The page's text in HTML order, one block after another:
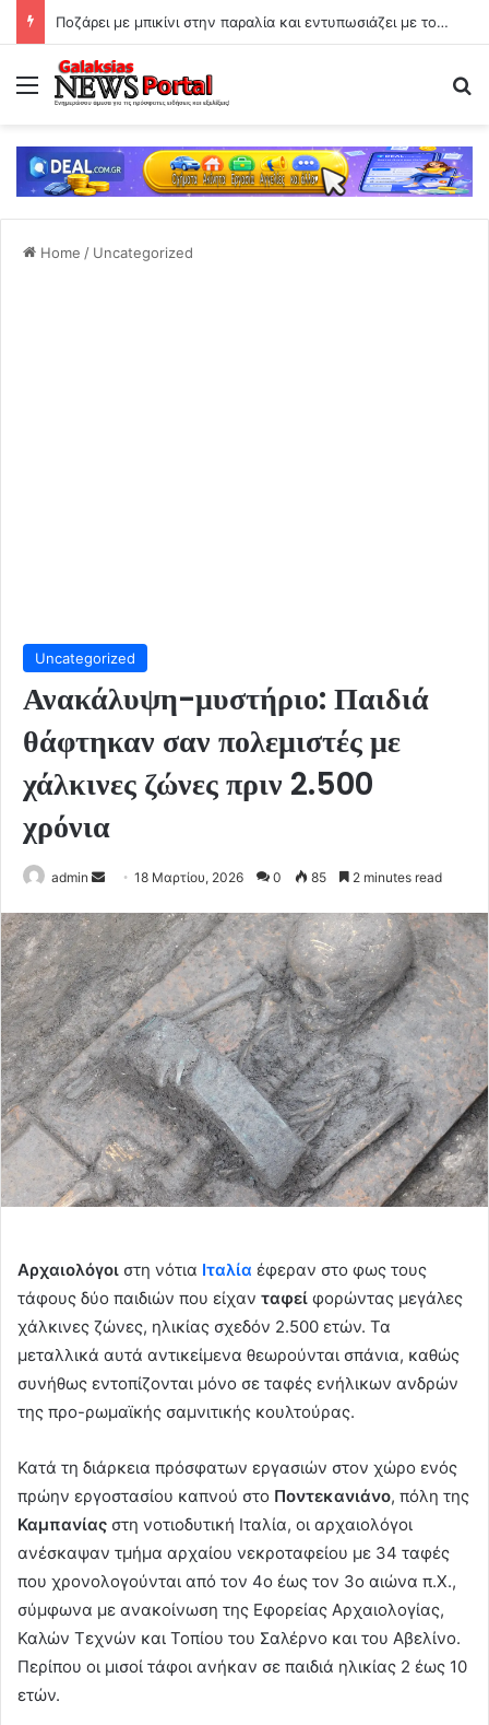
Ποζάρει με μπικίνι στην παραλία και εντυπωσιάζει με το κορμί της!
Menu
Home / Uncategorized
Uncategorized
Ανακάλυψη-μυστήριο: Παιδιά
θάφτηκαν σαν πολεμιστές με
χάλκινες ζώνες πριν 2.500
χρόνια
admin
Send
email
18 Μαρτίου, 2026 0 85 2 minutes read
Αρχαιολόγοι στη νότια Ιταλία έφεραν στο φως τους
τάφους δύο παιδιών που είχαν ταφεί φορώντας μεγάλες
χάλκινες ζώνες, ηλικίας σχεδόν 2.500 ετών. Τα
μεταλλικά αυτά αντικείμενα θεωρούνται σπάνια, καθώς
συνήθως εντοπίζονται μόνο σε ταφές ενήλικων ανδρών
της προ-ρωμαϊκής σαμνιτικής κουλτούρας.
Κατά τη διάρκεια πρόσφατων εργασιών στον χώρο ενός
πρώην εργοστασίου καπνού στο Ποντεκανιάνο, πόλη της
Καμπανίας στη νοτιοδυτική Ιταλία, οι αρχαιολόγοι
ανέσκαψαν τμήμα αρχαίου νεκροταφείου με 34 ταφές
που χρονολογούνται από τον 4ο έως τον 3ο αιώνα π.Χ.,
σύμφωνα με ανακοίνωση της Εφορείας Αρχαιολογίας,
Καλών Τεχνών και Τοπίου του Σαλέρνο και του Αβελίνο.
Περίπου οι μισοί τάφοι ανήκαν σε παιδιά ηλικίας 2 έως 10
ετών.